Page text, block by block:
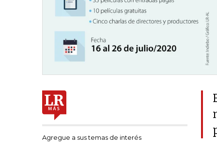
Agregue a sus temas de interés